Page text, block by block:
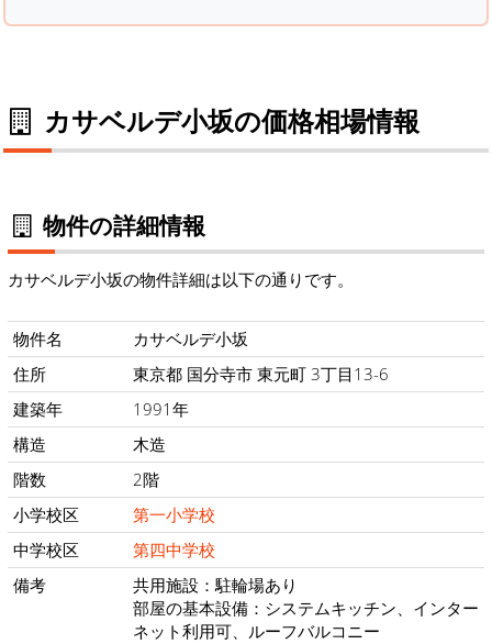
カサベルデ小坂の価格相場情報
物件の詳細情報
カサベルデ小坂の物件詳細は以下の通りです。
物件名
カサベルデ小坂
住所
東京都 国分寺市 東元町 3丁目13-6
建築年
1991年
構造
木造
階数
2階
小学校区
第一小学校
中学校区
第四中学校
備考
共用施設：駐輪場あり
部屋の基本設備：システムキッチン、インター
ネット利用可、ルーフバルコニー